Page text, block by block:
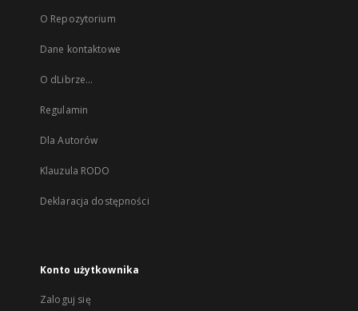
O Repozytorium
Dane kontaktowe
O dLibrze...
Regulamin
Dla Autorów
Klauzula RODO
Deklaracja dostępności
Konto użytkownika
Zaloguj się